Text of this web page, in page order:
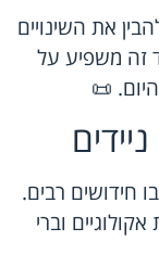
את השינויים
זה משפיע על
📜
חידושים רבים.
וברי